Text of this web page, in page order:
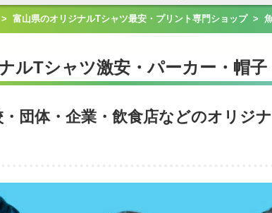
> 富山県のオリジナルTシャツ最安・プリント専門ショップ >
ルTシャツ激安・パーカー・帽
団体・企業・飲食店などのオリジ